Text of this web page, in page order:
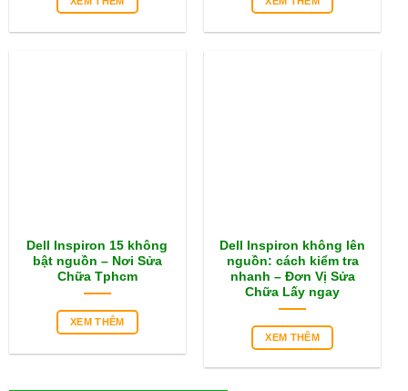
Dell Inspiron 15 không
bật nguồn – Nơi Sửa
Chữa Tphcm
XEM THÊM
Dell Inspiron không lên
nguồn: cách kiểm tra
nhanh – Đơn Vị Sửa
Chữa Lấy ngay
XEM THÊM